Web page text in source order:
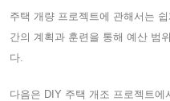
주택 개량 프로젝트에 관해서는
간의 계획과 훈련을 통해 예산 범
다.
다음은 DIY 주택 개조 프로젝트